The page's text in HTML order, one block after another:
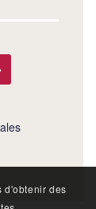
d'obtenir des